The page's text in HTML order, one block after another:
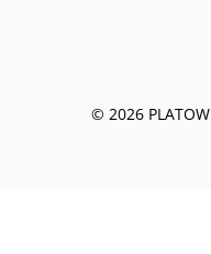
© 2026 PLATOW